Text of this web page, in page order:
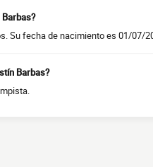
Su fecha de nacimiento es 01/07/
Barbas?